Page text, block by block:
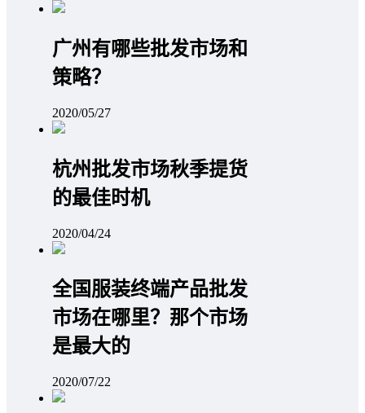
广州有哪些批发市场和
策略？
2020/05/27
杭州批发市场秋季提货
的最佳时机
2020/04/24
全国服装终端产品批发
市场在哪里？那个市场
是最大的
2020/07/22